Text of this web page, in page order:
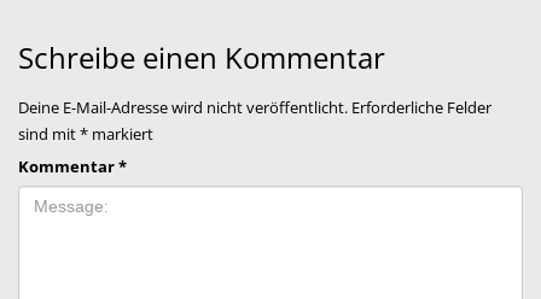
Schreibe einen Kommentar
Deine E-Mail-Adresse wird nicht veröffentlicht. Erforderliche Felder
sind mit* markiert
Kommentar*